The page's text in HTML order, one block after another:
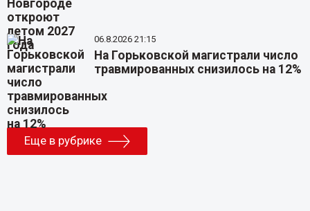
06.8.2026 21:15
На Горьковской магистрали число
травмированных снизилось на 12%
Еще в рубрике